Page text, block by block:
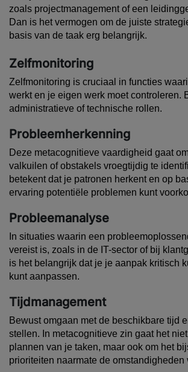
zoals projectmanagement of een
Dan is het vermogen om de juiste
basis van de taak erg belangrijk.
Zelfmonitoring
Zelfmonitoring is cruciaal in functies
werkt en je eigen werk moet controleren.
administratieve of technische rollen.
Probleemherkenning
Deze metacognitieve vaardigheid gaat
valkuilen of obstakels vroegtijdig te
betekent dat je patronen herkent en op
ervaring potentiële problemen kunt
Probleemanalyse
In situaties waarin een
vereist is, zoals in de IT-sector of bij
is het belangrijk dat je je aanpak kritisch
kunt aanpassen.
Tijdmanagement
Bewust omgaan met de beschikbare tijd
stellen. In metacognitieve zin gaat het
plannen van je taken, maar ook om het
prioriteiten naarmate de omstandigheden